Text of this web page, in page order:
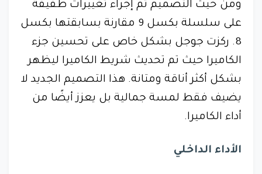
ومن حيث التصميم تم إجراء تغييرات طفيفة
على سلسلة بكسل 9 مقارنة بسابقتها بكسل
8. ركزت جوجل بشكل خاص على تحسين جزء
الكاميرا حيث تم تحديث شريط الكاميرا ليظهر
بشكل أكثر أناقة ومتانة. هذا التصميم الجديد لا
يضيف فقط لمسة جمالية بل يعزز أيضًا من
أداء الكاميرا.
الأداء الداخلي